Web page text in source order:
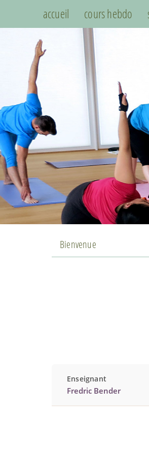
accueil cours hebdo
Bienvenue
Enseignant
Fredric Bender